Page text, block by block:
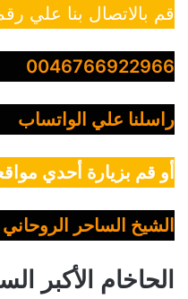
قم بالاتصال بنا علي
0046766922966
راسلنا علي الواتساب
أو قم بزيارة أحدي
الشيخ الساحر الروحاني
الحاخام الأكبر